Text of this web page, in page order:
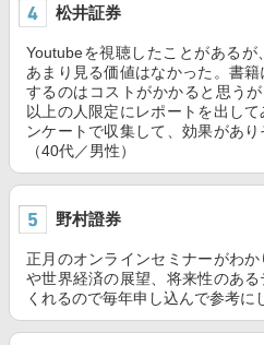
松井証券
Youtubeを視聴したことがある
あまり見る価値はなかった。書
するのはコストがかかると思う
以上の人限定にレポートを出し
ンケートで収集して、効果があり
（40代／男性）
野村證券
正月のオンラインセミナーがわ
や世界経済の展望、将来性のあ
くれるので毎年申し込んで参考に